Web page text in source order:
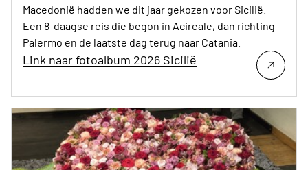
Macedonië hadden we dit jaar gekozen voor Sicilië.
Een 8-daagse reis die begon in Acireale, dan richting
Palermo en de laatste dag terug naar Catania.
Link naar fotoalbum 2026 Sicilië